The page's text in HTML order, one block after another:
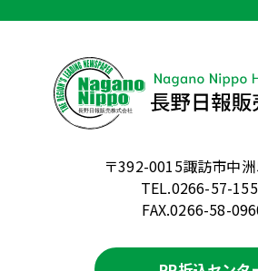
〒392-0015諏訪市中
TEL.0266-57-
FAX.0266-58-